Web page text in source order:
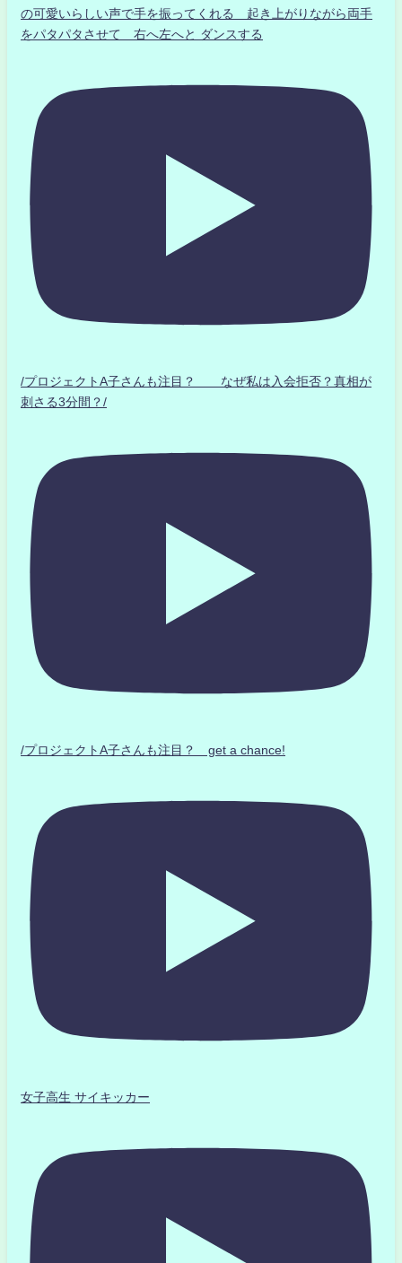
の可愛いらしい声で手を振ってくれる 起き上がりながら両手
をパタパタさせて 右へ左へと ダンスする
/プロジェクトA子さんも注目？ なぜ私は入会拒否？真相が
刺さる3分間？/
/プロジェクトA子さんも注目？ get a chance!
女子高生 サイキッカー